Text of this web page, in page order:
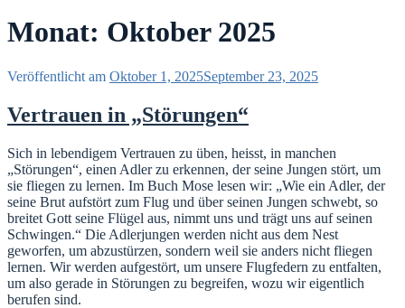
Monat: Oktober 2025
Veröffentlicht am Oktober 1, 2025September 23, 2025
Vertrauen in „Störungen“
Sich in lebendigem Vertrauen zu üben, heisst, in manchen
„Störungen“, einen Adler zu erkennen, der seine Jungen stört, um
sie fliegen zu lernen. Im Buch Mose lesen wir: „Wie ein Adler, der
seine Brut aufstört zum Flug und über seinen Jungen schwebt, so
breitet Gott seine Flügel aus, nimmt uns und trägt uns auf seinen
Schwingen.“ Die Adlerjungen werden nicht aus dem Nest
geworfen, um abzustürzen, sondern weil sie anders nicht fliegen
lernen. Wir werden aufgestört, um unsere Flugfedern zu entfalten,
um also gerade in Störungen zu begreifen, wozu wir eigentlich
berufen sind.